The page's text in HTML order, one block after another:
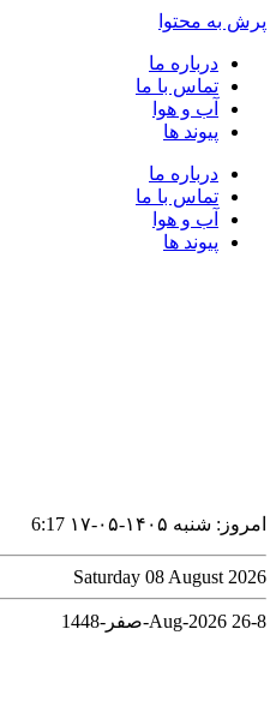
پرش به محتوا
درباره ما
تماس با ما
آب و هوا
پیوند ها
درباره ما
تماس با ما
آب و هوا
پیوند ها
امروز: شنبه ۱۴۰۵-۰۵-۱۷ 6:17
Saturday 08 August 2026
8-Aug-2026 26-صفر-1448